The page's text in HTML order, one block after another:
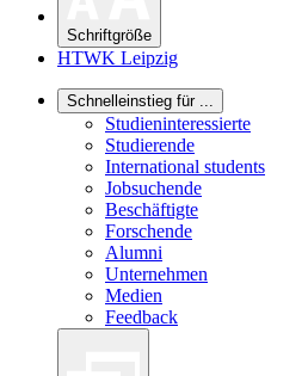
Schriftgröße
HTWK Leipzig
Schnelleinstieg für ...
Studieninteressierte
Studierende
International students
Jobsuchende
Beschäftigte
Forschende
Alumni
Unternehmen
Medien
Feedback